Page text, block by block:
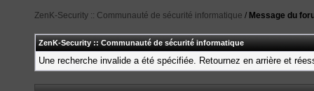
ZenK-Security :: Communauté de sécurité informatique / Message du
ZenK-Security :: Communauté de sécurité informatique
Une recherche invalide a été spécifiée. Retournez en arrière et